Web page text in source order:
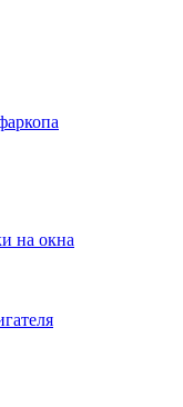
на окна